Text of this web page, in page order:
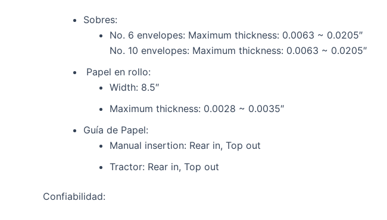
Sobres:
No. 6 envelopes: Maximum thickness: 0.0063 ~ 0.0205″
No. 10 envelopes: Maximum thickness: 0.0063 ~ 0.0205″
Papel en rollo:
Width: 8.5″
Maximum thickness: 0.0028 ~ 0.0035″
Guía de Papel:
Manual insertion: Rear in, Top out
Tractor: Rear in, Top out
Confiabilidad: